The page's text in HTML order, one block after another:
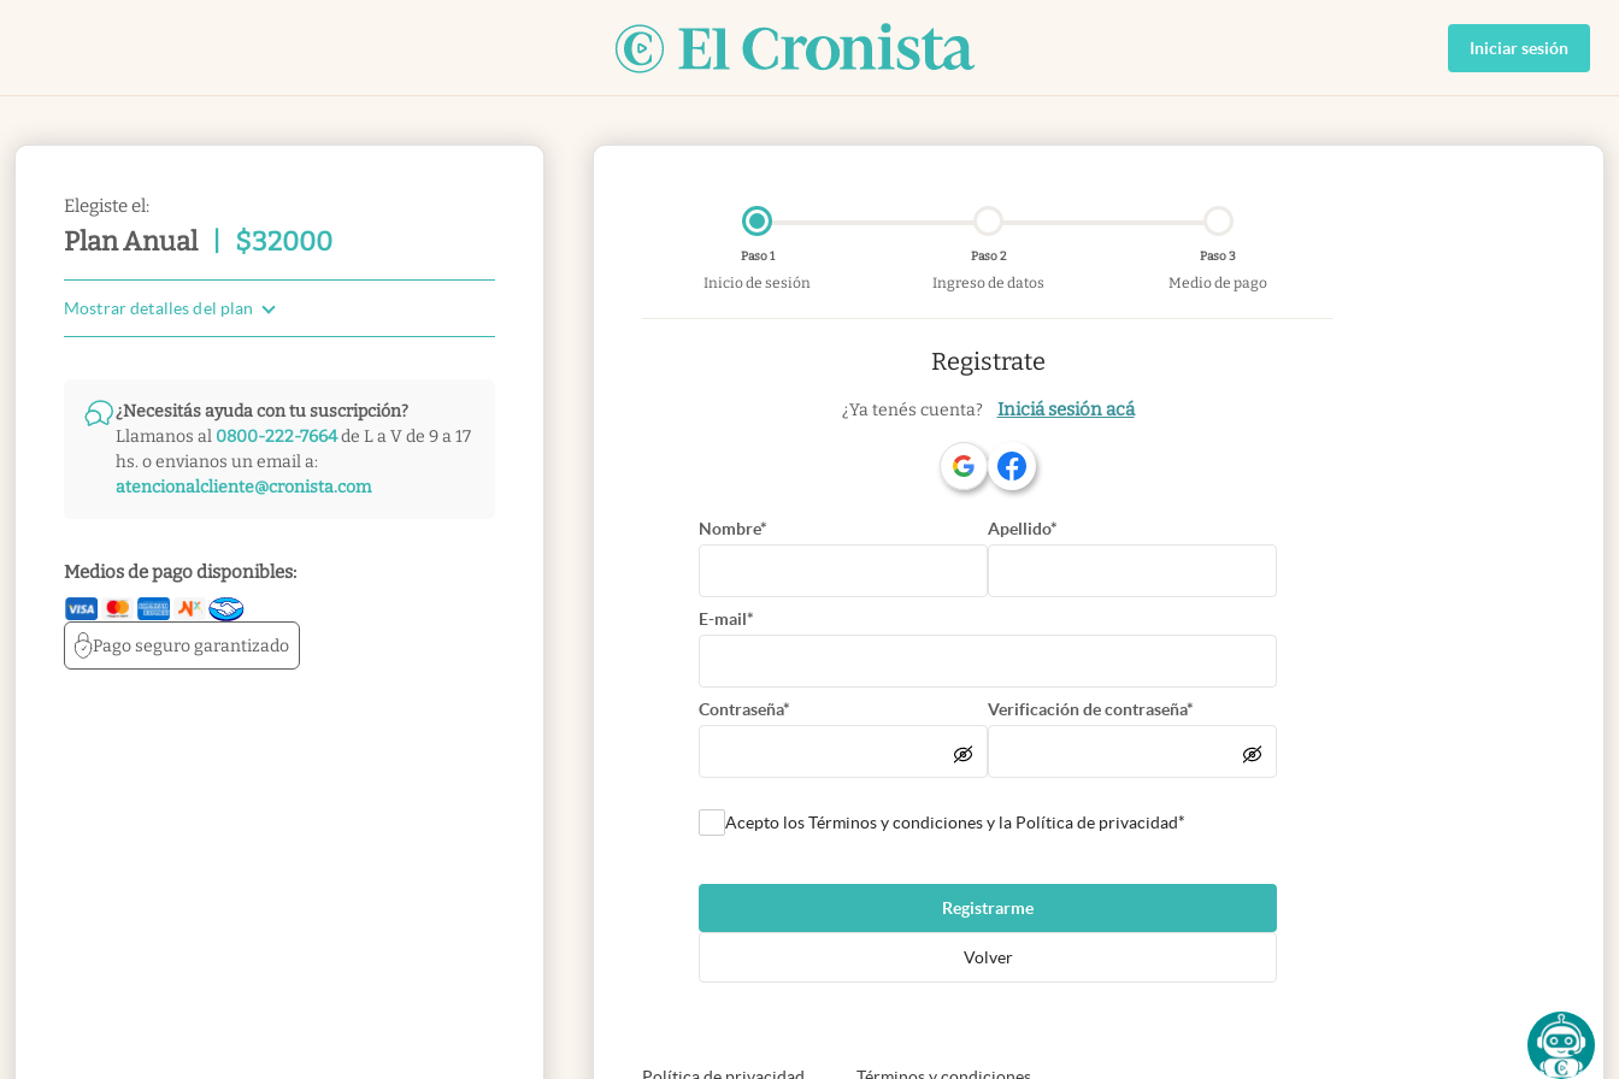
Iniciar sesión
Elegiste el:
Plan Anual $32000
Mostrar detalles del plan
¿Necesitás ayuda con tu suscripción?
Llamanos al 0800-222-7664de L a V de 9 a 17
hs. o envianos un email a:
atencionalcliente@cronista.com
Medios de pago disponibles:
Pago segurogarantizado
Paso 1
Inicio de sesión
Paso 2
Ingreso de datos
Paso 3
Medio de pago
Registrate
¿Ya tenés cuenta? Iniciá sesión acá
Nombre* Apellido*
E-mail*
Contraseña* Verificación de contraseña*
Acepto los Términos y condiciones y la Política de privacidad*
Registrarme
Volver